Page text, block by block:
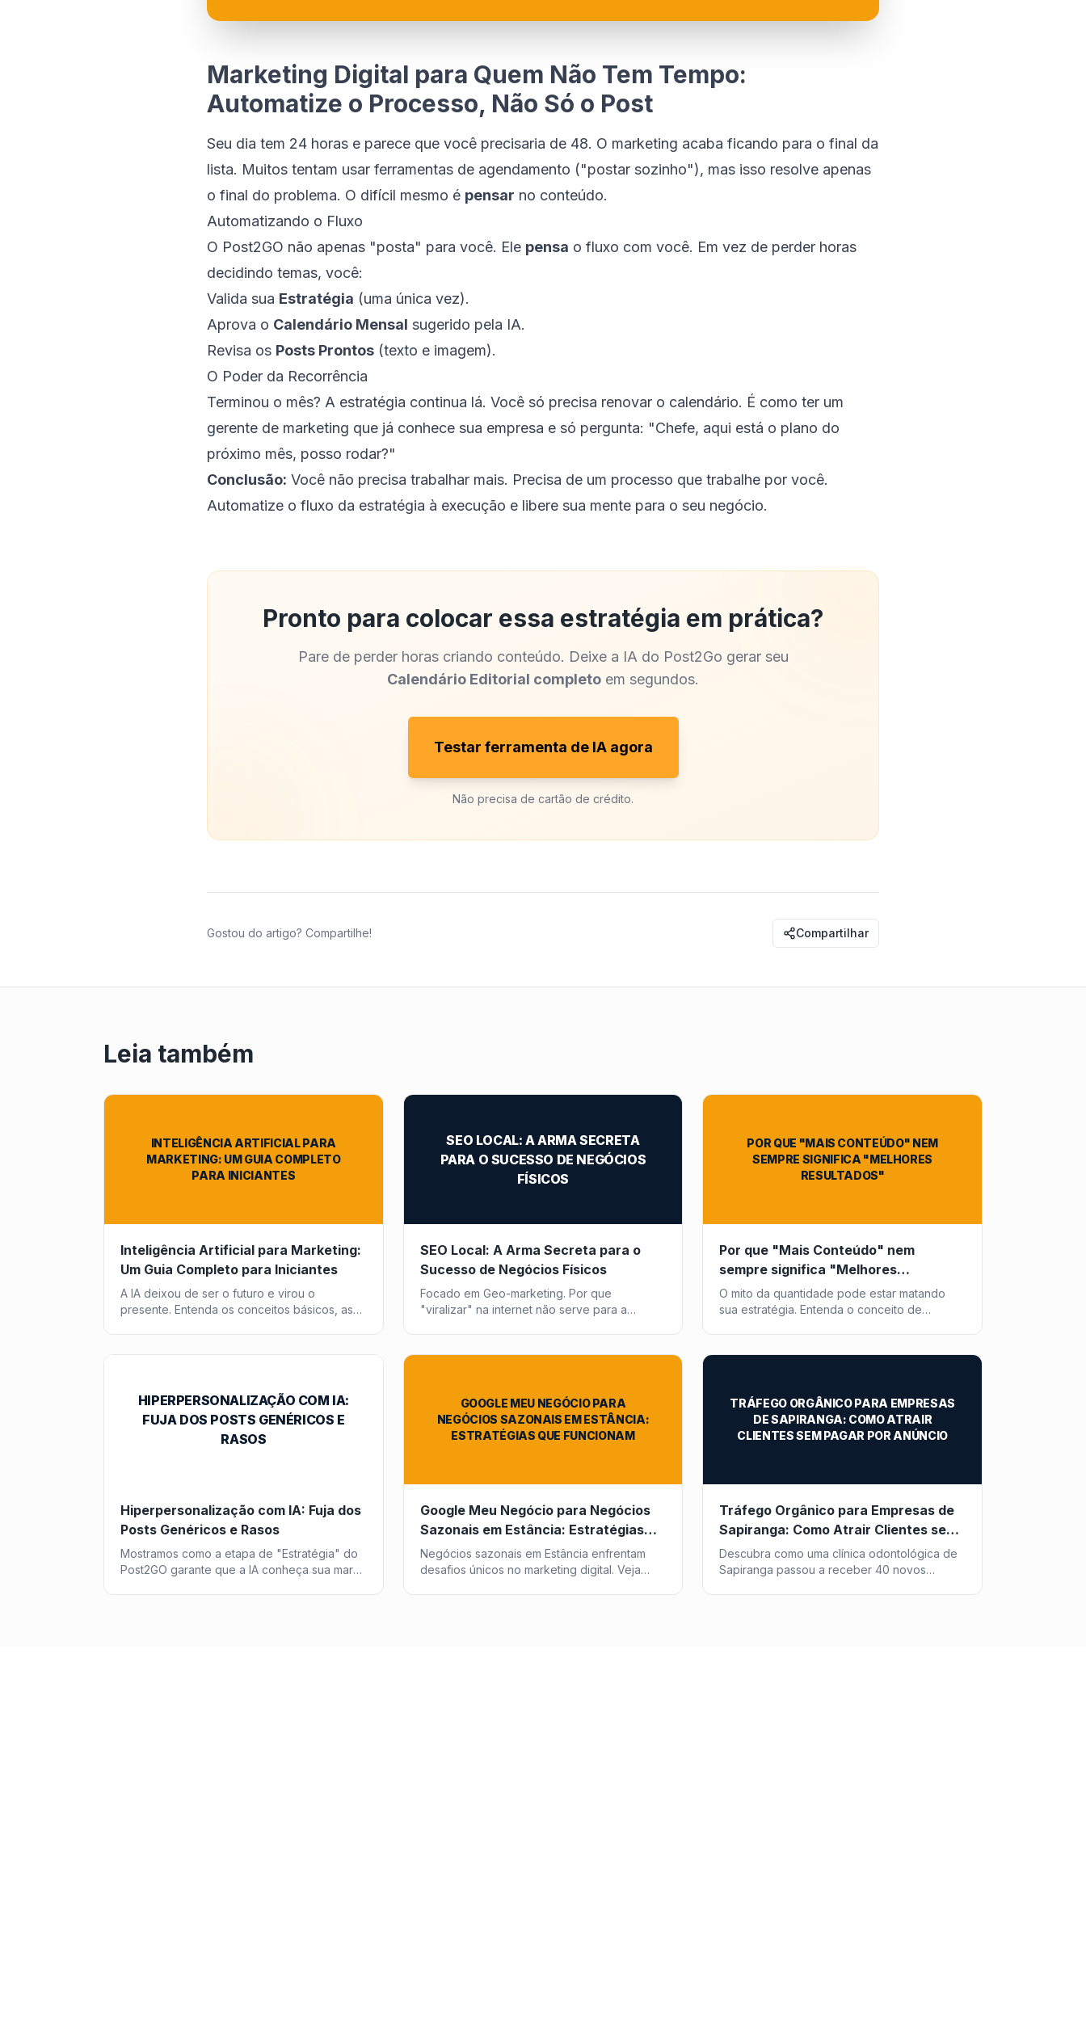
Marketing Digital para Quem Não Tem Tempo:
Automatize o Processo, Não Só o Post
Seu dia tem 24 horas e parece que você precisaria de 48. O marketing acaba ficando para o final da
lista. Muitos tentam usar ferramentas de agendamento ("postar sozinho"), mas isso resolve apenas
o final do problema. O difícil mesmo é pensar no conteúdo.
Automatizando o Fluxo
O Post2GO não apenas "posta" para você. Ele pensa o fluxo com você. Em vez de perder horas
decidindo temas, você:
Valida sua Estratégia (uma única vez).
Aprova o Calendário Mensal sugerido pela IA.
Revisa os Posts Prontos (texto e imagem).
O Poder da Recorrência
Terminou o mês? A estratégia continua lá. Você só precisa renovar o calendário. É como ter um
gerente de marketing que já conhece sua empresa e só pergunta: "Chefe, aqui está o plano do
próximo mês, posso rodar?"
Conclusão: Você não precisa trabalhar mais. Precisa de um processo que trabalhe por você.
Automatize o fluxo da estratégia à execução e libere sua mente para o seu negócio.
Pronto para colocar essa estratégia em prática?
Pare de perder horas criando conteúdo. Deixe a IA do Post2Go gerar seu
Calendário Editorial completo em segundos.
Testar ferramenta de IA agora
Não precisa de cartão de crédito.
Gostou do artigo? Compartilhe! Compartilhar
Leia também
INTELIGÊNCIA ARTIFICIAL PARA
MARKETING: UM GUIA COMPLETO
PARA INICIANTES
Inteligência Artificial para Marketing:
Um Guia Completo para Iniciantes
A IA deixou de ser o futuro e virou o
presente. Entenda os conceitos básicos, as
SEO LOCAL: A ARMA SECRETA
PARA O SUCESSO DE NEGÓCIOS
FÍSICOS
SEO Local: A Arma Secreta para o
Sucesso de Negócios Físicos
Focado em Geo-marketing. Por que
"viralizar" na internet não serve para a
POR QUE "MAIS CONTEÚDO" NEM
SEMPRE SIGNIFICA "MELHORES
RESULTADOS"
Por que "Mais Conteúdo" nem
sempre significa "Melhores
Resultados"
O mito da quantidade pode estar matando
sua estratégia. Entenda o conceito de
de sucesso.
HIPERPERSONALIZAÇÃO COM IA:
FUJA DOS POSTS GENÉRICOS E
RASOS
Hiperpersonalização com IA: Fuja dos
Posts Genéricos e Rasos
Mostramos como a etapa de "Estratégia" do
Post2GO garante que a IA conheça sua marca
GOOGLE MEU NEGÓCIO PARA
NEGÓCIOS SAZONAIS EM ESTÂNCIA:
ESTRATÉGIAS QUE FUNCIONAM
Google Meu Negócio para Negócios
Sazonais em Estância: Estratégias
que Funcionam
Negócios sazonais em Estância enfrentam
desafios únicos no marketing digital. Veja
TRÁFEGO ORGÂNICO PARA EMPRESAS
DE SAPIRANGA: COMO ATRAIR
CLIENTES SEM PAGAR POR ANÚNCIO
Tráfego Orgânico para Empresas de
Sapiranga: Como Atrair Clientes sem
Pagar por Anúncio
Descubra como uma clínica odontológica de
Sapiranga passou a receber 40 novos